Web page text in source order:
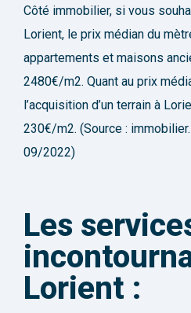
Côté immobilier, si vous
Lorient, le prix médian du
appartements et maisons
2480€/m2. Quant au prix
l’acquisition d’un terrain à
230€/m2. (Source :
09/2022)
Les
Lorient :